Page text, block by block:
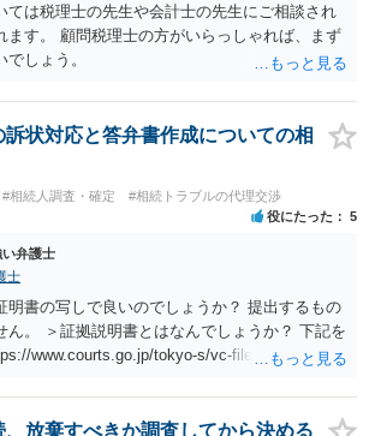
ては税理士の先生や会計士の先生にご相談され
ます。 顧問税理士の方がいらっしゃれば、まず
しょう。
状対応と答弁書作成についての相
#相続人調査・確定 #相続トラブルの代理交渉
役にたった 5
弁護士
士
明書の写しで良いのでしょうか？ 提出するもの
ん。 ＞証拠説明書とはなんでしょうか？ 下記を
www.courts.go.jp/tokyo-s/vc-files/tokyo-s/file/
放棄すべきか調査してから決める